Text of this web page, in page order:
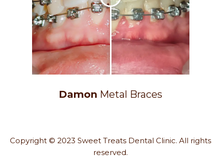
Damon Metal Braces
Copyright © 2023 Sweet Treats Dental Clinic. All rights
reserved.